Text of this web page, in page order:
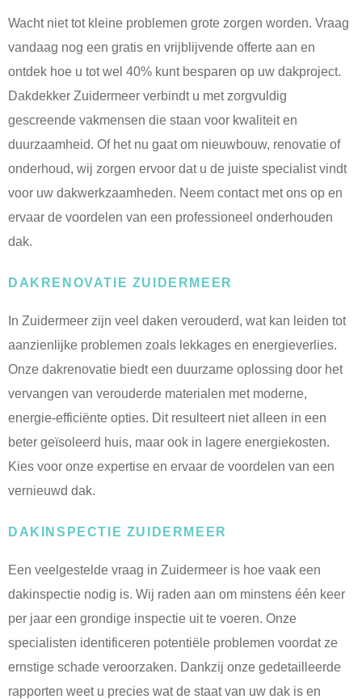
Wacht niet tot kleine problemen grote zorgen worden. Vraag
vandaag nog een gratis en vrijblijvende offerte aan en
ontdek hoe u tot wel 40% kunt besparen op uw dakproject.
Dakdekker Zuidermeer verbindt u met zorgvuldig
gescreende vakmensen die staan voor kwaliteit en
duurzaamheid. Of het nu gaat om nieuwbouw, renovatie of
onderhoud, wij zorgen ervoor dat u de juiste specialist vindt
voor uw dakwerkzaamheden. Neem contact met ons op en
ervaar de voordelen van een professioneel onderhouden
dak.
DAKRENOVATIE ZUIDERMEER
In Zuidermeer zijn veel daken verouderd, wat kan leiden tot
aanzienlijke problemen zoals lekkages en energieverlies.
Onze dakrenovatie biedt een duurzame oplossing door het
vervangen van verouderde materialen met moderne,
energie-efficiënte opties. Dit resulteert niet alleen in een
beter geïsoleerd huis, maar ook in lagere energiekosten.
Kies voor onze expertise en ervaar de voordelen van een
vernieuwd dak.
DAKINSPECTIE ZUIDERMEER
Een veelgestelde vraag in Zuidermeer is hoe vaak een
dakinspectie nodig is. Wij raden aan om minstens één keer
per jaar een grondige inspectie uit te voeren. Onze
specialisten identificeren potentiële problemen voordat ze
ernstige schade veroorzaken. Dankzij onze gedetailleerde
rapporten weet u precies wat de staat van uw dak is en